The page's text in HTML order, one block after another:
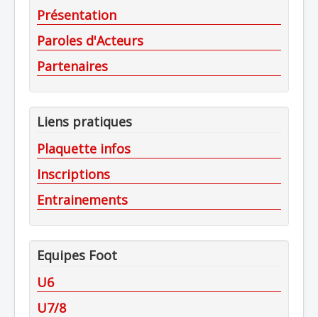
Présentation
Paroles d'Acteurs
Partenaires
Liens pratiques
Plaquette infos
Inscriptions
Entrainements
Equipes Foot
U6
U7/8